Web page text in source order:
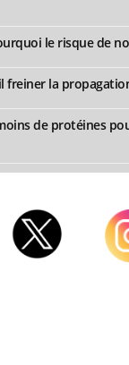
le risque de
freiner la
de protéines